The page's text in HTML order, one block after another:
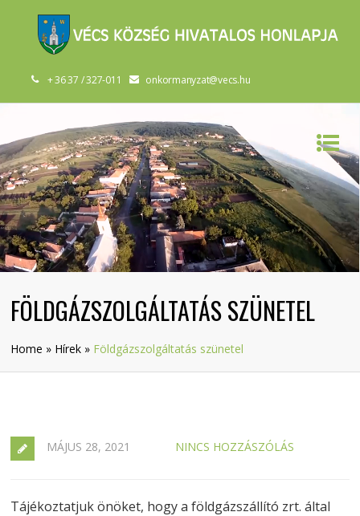
+ 36 37 / 327-011 onkormanyzat@vecs.hu
FÖLDGÁZSZOLGÁLTATÁS SZÜNETEL
Home » Hírek » Földgázszolgáltatás szünetel
MÁJUS 28, 2021 NINCS HOZZÁSZÓLÁS
Tájékoztatjuk önöket, hogy a földgázszállító zrt. által